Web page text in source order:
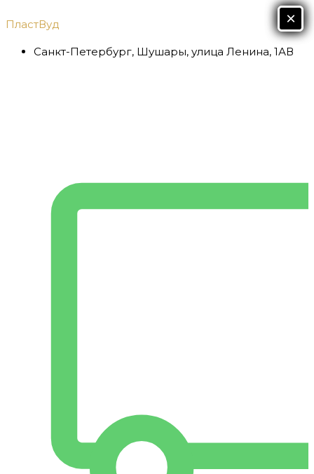
к
содержимому
ПластВуд
Санкт-Петербург, Шушары, улица Ленина, 1АВ
Х
×
×